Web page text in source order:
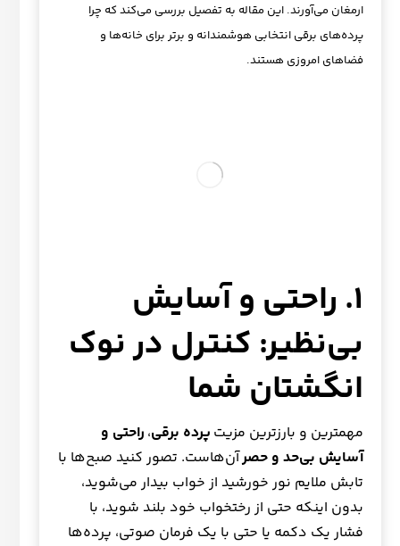
ارمغان می‌آورند. این مقاله به تفصیل بررسی می‌کند که چرا
پرده‌های برقی انتخابی هوشمندانه و برتر برای خانه‌ها و
فضاهای امروزی هستند.
۱. راحتی و آسایش
بی‌نظیر: کنترل در نوک
انگشتان شما
مهمترین و بارزترین مزیت پرده‌ برقی، راحتی و
آسایش بی‌حد و حصرآن‌هاست. تصور کنید صبح‌ها با
تابش ملایم نور خورشید از خواب بیدار می‌شوید،
بدون اینکه حتی از رختخواب خود بلند شوید، با
فشار یک دکمه یا حتی با یک فرمان صوتی، پرده‌ها